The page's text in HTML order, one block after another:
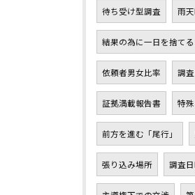
待ち受け型調査 雨
結果の為に一日を捨てる
依頼者男女比率 調
証拠満載報告書 特
前方を進む「尾行」
張り込み場所 調査